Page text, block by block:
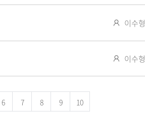
작
이수형
작
이수형
6 7 8 9 10